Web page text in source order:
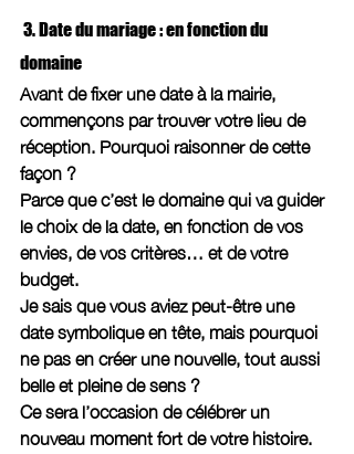
3. Date du mariage : en fonction du
domaine
Avant de fixer une date à la mairie,
commençons par trouver votre lieu de
réception. Pourquoi raisonner de cette
façon ?
Parce que c’est le domaine qui va guider
le choix de la date, en fonction de vos
envies, de vos critères… et de votre
budget.
Je sais que vous aviez peut-être une
date symbolique en tête, mais pourquoi
ne pas en créer une nouvelle, tout aussi
belle et pleine de sens ?
Ce sera l’occasion de célébrer un
nouveau moment fort de votre histoire.